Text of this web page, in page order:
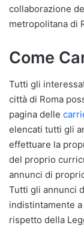
collaborazione
metropolitana di
Come
Tutti gli
città di Roma
pagina delle
elencati tutti gli
effettuare la
del proprio
annunci di
Tutti gli annunci
indistintamente
rispetto della